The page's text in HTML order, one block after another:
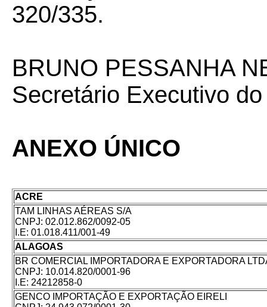
320/335.
BRUNO PESSANHA
Secretário Executivo
ANEXO ÚNICO
ACRE
TAM LINHAS AÉREAS S/A
CNPJ: 02.012.862/0092-05
I.E: 01.018.411/001-49
ALAGOAS
BR COMERCIAL IMPORTADORA E EXPORTADORA
CNPJ: 10.014.820/0001-96
I.E: 24212858-0
GENCO IMPORTAÇÃO E EXPORTAÇÃO EIRELI